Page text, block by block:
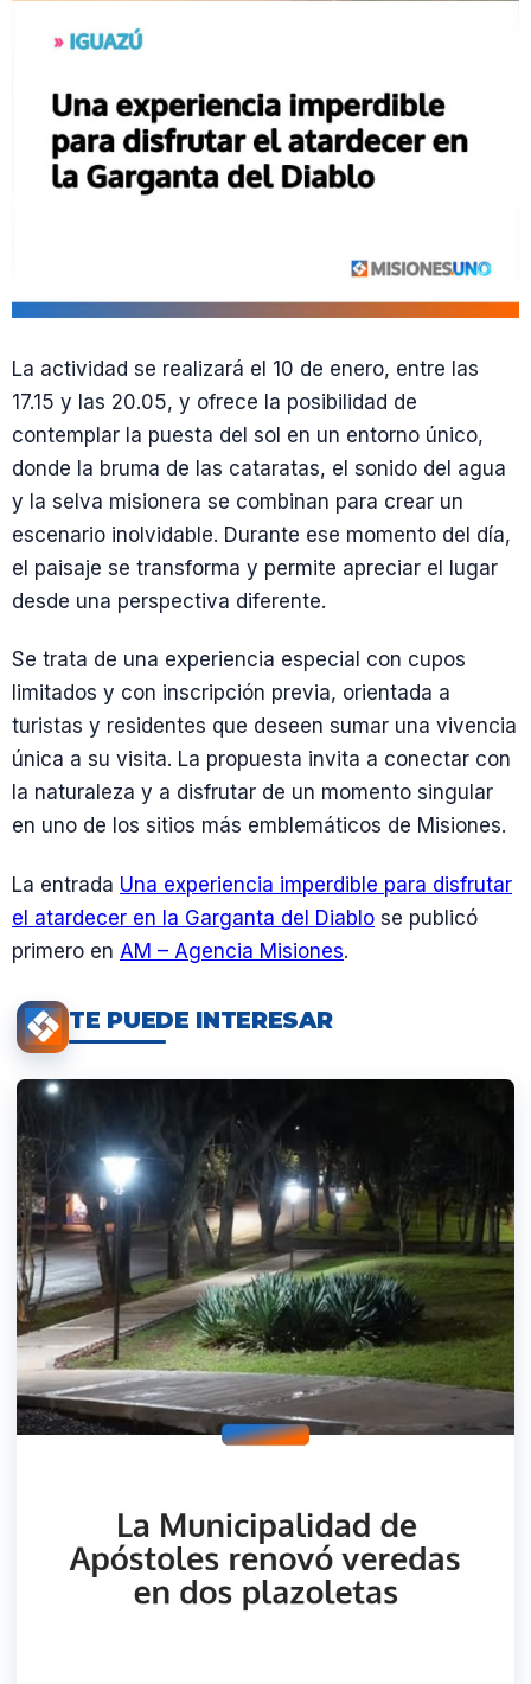
La actividad se realizará el 10 de enero, entre las
17.15 y las 20.05, y ofrece la posibilidad de
contemplar la puesta del sol en un entorno único,
donde la bruma de las cataratas, el sonido del agua
y la selva misionera se combinan para crear un
escenario inolvidable. Durante ese momento del día,
el paisaje se transforma y permite apreciar el lugar
desde una perspectiva diferente.
Se trata de una experiencia especial con cupos
limitados y con inscripción previa, orientada a
turistas y residentes que deseen sumar una vivencia
única a su visita. La propuesta invita a conectar con
la naturaleza y a disfrutar de un momento singular
en uno de los sitios más emblemáticos de Misiones.
La entrada Una experiencia imperdible para disfrutar
el atardecer en la Garganta del Diablo se publicó
primero en AM – Agencia Misiones.
TE PUEDE INTERESAR